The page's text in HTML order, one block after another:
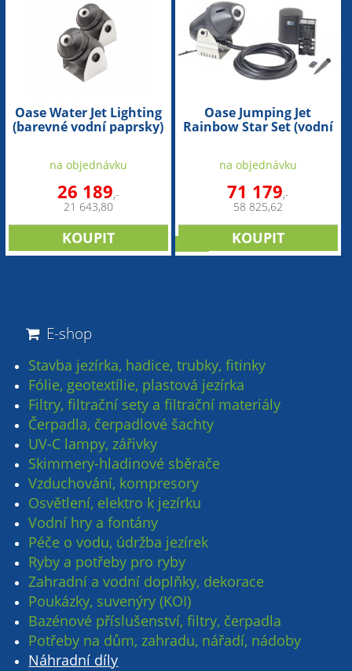
Oase Water Jet Lighting
(barevné vodní paprsky)
na objednávku
26 189,-
21 643,80
Oase Jumping Jet
Rainbow Star Set (vodní
na objednávku
71 179,-
58 825,62
E-shop
Stavba jezírka, hadice, trubky, fitinky
Fólie, geotextílie, plastová jezírka
Filtry, filtrační sety a filtrační materiály
Čerpadla, čerpadlové šachty
UV-C lampy, zářivky
Skimmery-hladinové sběrače
Vzduchování, kompresory
Osvětlení, elektro k jezírku
Vodní hry a fontány
Péče o vodu, údržba jezírek
Ryby a potřeby pro ryby
Zahradní a vodní doplňky, dekorace
Poukázky, suvenýry (KOI)
Bazénové příslušenství, filtry, čerpadla
Potřeby na dům, zahradu, nářadí, nádoby
Náhradní díly